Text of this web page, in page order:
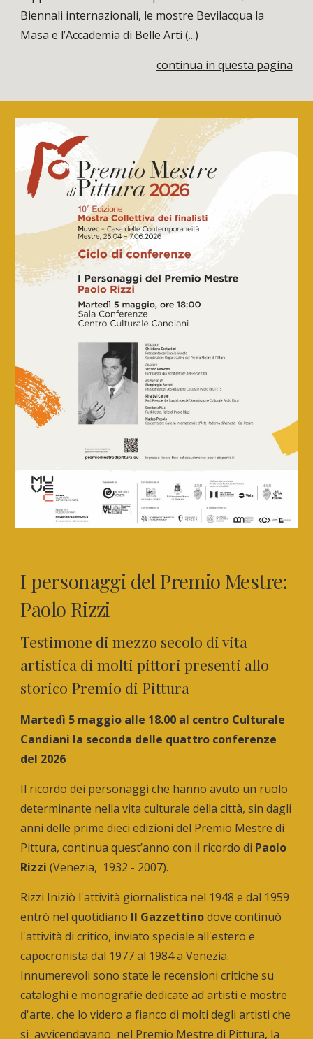
Biennali internazionali, le mostre Bevilacqua la
Masa e l’Accademia di Belle Arti (...)
continua in questa pagina
I personaggi del Premio Mestre:
Paolo Rizzi
Testimone di mezzo secolo di vita
artistica di molti pittori presenti allo
storico Premio di Pittura
Martedì 5 maggio alle 18.00 al centro Culturale
Candiani la seconda delle quattro conferenze
del 2026
Il ricordo dei personaggi che hanno avuto un ruolo
determinante nella vita culturale della città, sin dagli
anni delle prime dieci edizioni del Premio Mestre di
Pittura, continua quest’anno con il ricordo di Paolo
Rizzi (Venezia, 1932 - 2007).
Rizzi Iniziò l'attività giornalistica nel 1948 e dal 1959
entrò nel quotidiano Il Gazzettinodove continuò
l'attività di critico, inviato speciale all'estero e
capocronista dal 1977 al 1984 a Venezia.
Innumerevoli sono state le recensioni critiche su
cataloghi e monografie dedicate ad artisti e mostre
d'arte, che lo videro a fianco di molti degli artisti che
si avvicendavano nel Premio Mestre di Pittura, la